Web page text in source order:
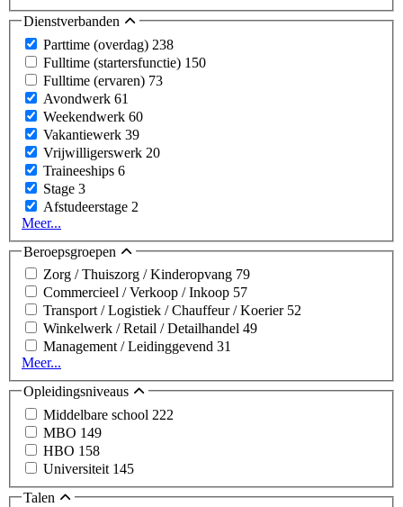
Dienstverbanden
Parttime (overdag) 238
Fulltime (startersfunctie) 150
Fulltime (ervaren) 73
Avondwerk 61
Weekendwerk 60
Vakantiewerk 39
Vrijwilligerswerk 20
Traineeships 6
Stage 3
Afstudeerstage 2
Meer...
Beroepsgroepen
Zorg / Thuiszorg / Kinderopvang 79
Commercieel / Verkoop / Inkoop 57
Transport / Logistiek / Chauffeur / Koerier 52
Winkelwerk / Retail / Detailhandel 49
Management / Leidinggevend 31
Meer...
Opleidingsniveaus
Middelbare school 222
MBO 149
HBO 158
Universiteit 145
Talen